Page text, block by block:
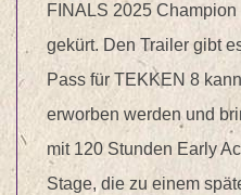
FINALS 2025
gekürt. Den Trailer gibt
Pass für TEKKEN 8
erworben werden und
mit 120 Stunden Early
Stage, die zu einem